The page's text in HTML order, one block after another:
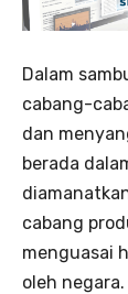
Dalam
cabang-
dan
berada
cabang
menguasai
oleh